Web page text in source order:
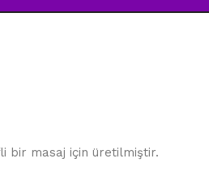
bir masaj için üretilmiştir.